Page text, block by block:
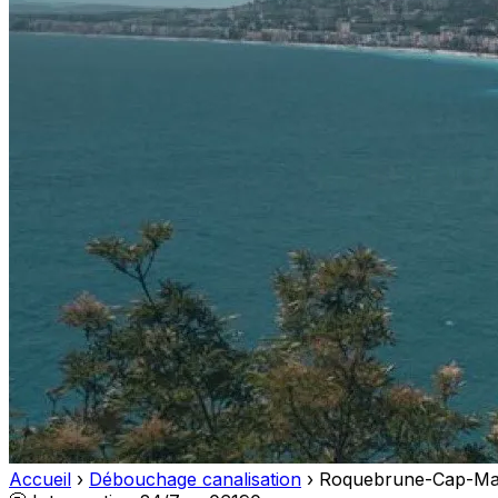
Accueil › Débouchage canalisation › Roquebrune-Cap-